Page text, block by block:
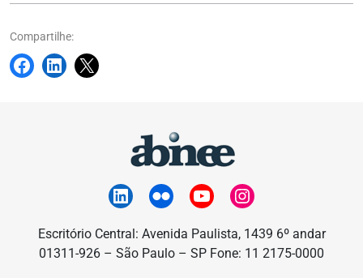
Compartilhe:
Escritório Central: Avenida Paulista, 1439 6º andar
01311-926 – São Paulo – SP Fone: 11 2175-0000